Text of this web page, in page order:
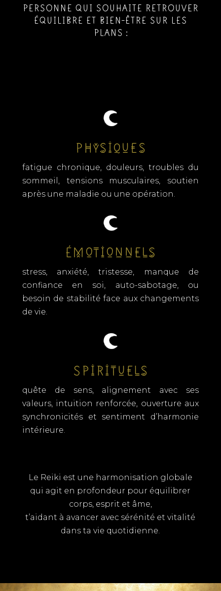
PERSONNE QUI SOUHAITE RETROUVER
ÉQUILIBRE ET BIEN-ÊTRE SUR LES
PLANS :
Physiques
fatigue chronique, douleurs, troubles du
sommeil, tensions musculaires, soutien
après une maladie ou une opération.
Émotionnels
stress, anxiété, tristesse, manque de
confiance en soi, auto-sabotage, ou
besoin de stabilité face aux changements
de vie.
Spirituels
quête de sens, alignement avec ses
valeurs, intuition renforcée, ouverture aux
synchronicités et sentiment d’harmonie
intérieure.
Le Reiki est une harmonisation globale
qui agit en profondeur pour équilibrer
corps, esprit et âme,
t’aidant à avancer avec sérénité et vitalité
dans ta vie quotidienne.